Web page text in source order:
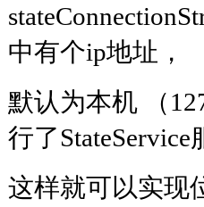
中有个ip地址，
默认为本机 （
行了StateService
这样就可以实现